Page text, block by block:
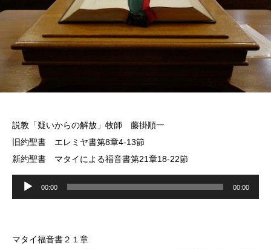
説教「疑いからの解放」牧師 藤掛順一
旧約聖書 エレミヤ書第8章4-13節
新約聖書 マタイによる福音書第21章18-22節
音
ー
00:00 00:00
マタイ福音書２１章